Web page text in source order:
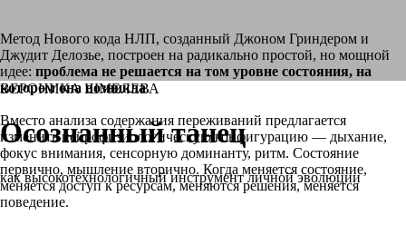
ВЕРОНИКА ШМЕЛЕВА
Осознанный танец
как высокотехнологичный инструмент личной эволюции
Метод Нового кода НЛП, созданный Джоном Гриндером и
Джудит Делозье, построен на радикально простой, но мощной
идее: проблема не решается на том уровне состояния, на
котором она возникла.
Вместо анализа содержания переживаний предлагается
изменить нейрофизиологическую конфигурацию — дыхание,
фокус внимания, сенсорную доминанту, ритм. Состояние
первично, мышление вторично. Когда меняется состояние,
меняется доступ к ресурсам, меняются решения, меняется
поведение.